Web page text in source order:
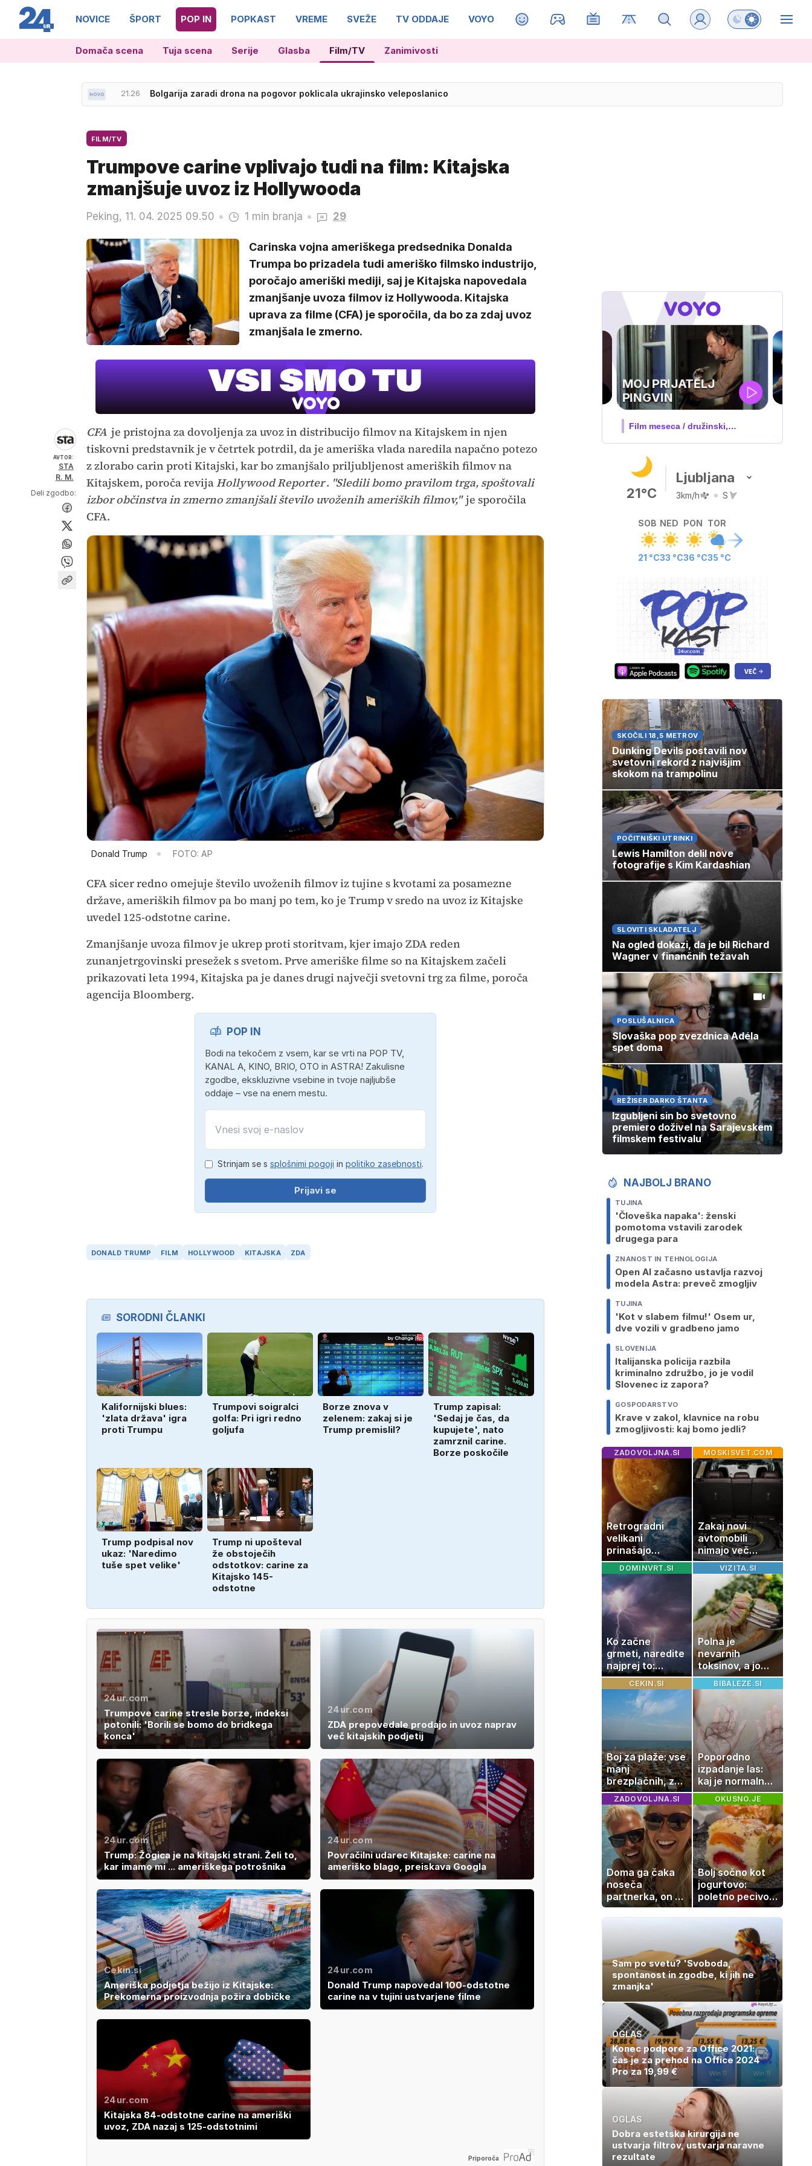
NOVICE ŠPORT POP IN POPKAST VREME SVEŽE TV ODDAJE VOYO MAGAZIN Preklopi barvni
Domača scena Tuja scena Serije Glasba Film/TV Zanimivosti
21.26 Bolgarija zaradi drona na pogovor poklicala ukrajinsko veleposlanico
22.44 Debitant odločil tekmo v Celju: Olimpija znova ostala praznih rok
FILM/TV
Trumpove carine vplivajo tudi na film: Kitajska
zmanjšuje uvoz iz Hollywooda
Peking, 11. 04. 2025 09.50 1 min branja 29
Carinska vojna ameriškega predsednika Donalda
Trumpa bo prizadela tudi ameriško filmsko industrijo,
poročajo ameriški mediji, saj je Kitajska napovedala
zmanjšanje uvoza filmov iz Hollywooda. Kitajska
uprava za filme (CFA) je sporočila, da bo za zdaj uvoz
zmanjšala le zmerno.
AVTOR:
STA
R. M.
Deli zgodbo:
CFA je pristojna za dovoljenja za uvoz in distribucijo filmov na Kitajskem in njen
tiskovni predstavnik je v četrtek potrdil, da je ameriška vlada naredila napačno potezo
z zlorabo carin proti Kitajski, kar bo zmanjšalo priljubljenost ameriških filmov na
Kitajskem, poroča revijaHollywood Reporter. "Sledili bomo pravilom trga, spoštovali
izbor občinstva in zmerno zmanjšali število uvoženih ameriških filmov,"je sporočila
CFA.
Donald Trump FOTO: AP
CFA sicer redno omejuje število uvoženih filmov iz tujine s kvotami za posamezne
države, ameriških filmov pa bo manj po tem, ko je Trump v sredo na uvoz iz Kitajske
uvedel 125-odstotne carine.
Zmanjšanje uvoza filmov je ukrep proti storitvam, kjer imajo ZDA reden
zunanjetrgovinski presežek s svetom. Prve ameriške filme so na Kitajskem začeli
prikazovati leta 1994, Kitajska pa je danes drugi največji svetovni trg za filme, poroča
agencija Bloomberg.
POP IN
Bodi na tekočem z vsem, kar se vrti na POP TV,
KANAL A, KINO, BRIO, OTO in ASTRA! Zakulisne
zgodbe, ekskluzivne vsebine in tvoje najljubše
oddaje – vse na enem mestu.
Strinjam se s splošnimi pogoji in politiko zasebnosti.
Prijavi se
DONALD TRUMP FILM HOLLYWOOD KITAJSKA ZDA
SORODNI ČLANKI
Kalifornijski blues:
'zlata država' igra
proti Trumpu
Trumpovi soigralci
golfa: Pri igri redno
goljufa
Borze znova v
zelenem: zakaj si je
Trump premislil?
Trump zapisal:
'Sedaj je čas, da
kupujete', nato
zamrznil carine.
Borze poskočile
Trump podpisal nov
ukaz: 'Naredimo
tuše spet velike'
Trump ni upošteval
že obstoječih
odstotkov: carine za
Kitajsko 145-
odstotne
24ur.com
Trumpove carine stresle borze, indeksi
potonili: 'Borili se bomo do bridkega
konca'
24ur.com
ZDA prepovedale prodajo in uvoz naprav
več kitajskih podjetij
24ur.com
Trump: Žogica je na kitajski strani. Želi to,
kar imamo mi ... ameriškega potrošnika
24ur.com
Povračilni udarec Kitajske: carine na
ameriško blago, preiskava Googla
Cekin.si
Ameriška podjetja bežijo iz Kitajske:
Prekomerna proizvodnja požira dobičke
24ur.com
Donald Trump napovedal 100-odstotne
carine na v tujini ustvarjene filme
24ur.com
Kitajska 84-odstotne carine na ameriški
uvoz, ZDA nazaj s 125-odstotnimi
Priporoča
UEFA
SUPERPOKAL
V živo na VOYO: sreda ob 20.30
21°C
Ljubljana
3km/h S
SOB
21 °C
NED
33 °C
PON
36 °C
TOR
35 °C
SKOČILI 18,5 METROV
Dunking Devils postavili nov
svetovni rekord z najvišjim
skokom na trampolinu
POČITNIŠKI UTRINKI
Lewis Hamilton delil nove
fotografije s Kim Kardashian
SLOVITI SKLADATELJ
Na ogled dokazi, da je bil Richard
Wagner v finančnih težavah
POSLUŠALNICA
Slovaška pop zvezdnica Adéla
spet doma
REŽISER DARKO ŠTANTA
Izgubljeni sin bo svetovno
premiero doživel na Sarajevskem
filmskem festivalu
NAJBOLJ BRANO
TUJINA
'Človeška napaka': ženski
pomotoma vstavili zarodek
drugega para
ZNANOST IN TEHNOLOGIJA
Open AI začasno ustavlja razvoj
modela Astra: preveč zmogljiv
TUJINA
'Kot v slabem filmu!' Osem ur,
dve vozili v gradbeno jamo
SLOVENIJA
Italijanska policija razbila
kriminalno združbo, jo je vodil
Slovenec iz zapora?
GOSPODARSTVO
Krave v zakol, klavnice na robu
zmogljivosti: kaj bomo jedli?
ZADOVOLJNA.SI
Retrogradni
velikani
prinašajo
pomembne
premike – kaj
pomeni, da so
Saturn, Neptun
in Pluton hkrati
retrogradni?
MOSKISVET.COM
Zakaj novi
avtomobili
nimajo več
rezervne gume?
DOMINVRT.SI
Ko začne
grmeti, naredite
najprej to:
strokovnjaki
opozarjajo na
pogosto napako
VIZITA.SI
Polna je
nevarnih
toksinov, a jo
imamo vsi radi:
to je najbolj
nezdrava riba, ki
jo mnogi redno
uživajo
CEKIN.SI
Boj za plaže: vse
manj
brezplačnih, za
ležalnik in
senčnik tudi več
kot 40 evrov
BIBALEZE.SI
Poporodno
izpadanje las:
kaj je normalno
in kako si
pomagati
ZADOVOLJNA.SI
Doma ga čaka
noseča
partnerka, on pa
dopustuje z
drugo
OKUSNO.JE
Bolj sočno kot
jogurtovo:
poletno pecivo,
ki vedno uspe
Sam po svetu? 'Svoboda,
spontanost in zgodbe, ki jih ne
zmanjka'
OGLAS
Konec podpore za Office 2021:
čas je za prehod na Office 2024
Pro za 19,99 €
OGLAS
Dobra estetska kirurgija ne
ustvarja filtrov, ustvarja naravne
rezultate